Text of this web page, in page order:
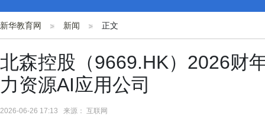
新华教育网 新闻 正文
北森控股（9669.HK）2026财
力资源AI应用公司
2026-06-26 17:13 来源： 互联网